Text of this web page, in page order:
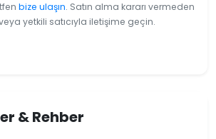
bize ulaşın. Satın alma kararı vermeden
yetkili satıcıyla iletişime geçin.
& Rehber